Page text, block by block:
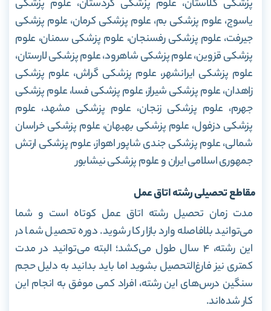
پزشکی گلاستان، علوم پزشکی کردستان، علوم پزشکی
یاسوج، علوم پزشکی بم، علوم پزشکی کرمان، علوم پزشکی
جیرفت، علوم پزشکی رفسنجان، علوم پزشکی سمنان، علوم
پزشکی قزوین، علوم پزشکی شاهرود، علوم پزشکی لارستان،
علوم پزشکی ایرانشهر، علوم پزشکی گراش، علوم پزشکی
زاهدان، علوم پزشکی شیراز، علوم پزشکی فسا، علوم پزشکی
جهرم، علوم پزشکی زنجان، علوم پزشکی مشهد، علوم
پزشکی دزفول، علوم پزشکی بهبهان، علوم پزشکی خراسان
شمالی، علوم پزشکی جندی شاپور اهواز، علوم پزشکی ارتش
جمهوری اسلامی ایران و علوم پزشکی نیشابور
مقاطع تحصیلی رشته اتاق عمل
مدت زمان تحصیل رشته اتاق عمل کوتاه است و شما
می‌توانید بلافاصله وارد بازار کار شوید. دوره تحصیل شما در
این رشته، ۴ سال طول می‌کشد؛ البته می‌توانید در مدت
کمتری نیز فارغ‌التحصیل بشوید اما باید بدانید به دلیل حجم
سنگین درس‌های این رشته، افراد کمی موفق به انجام این
کار شده‌اند.